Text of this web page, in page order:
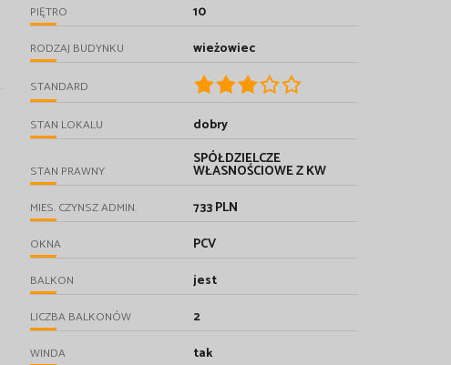
PIĘTRO 10
RODZAJ BUDYNKU wieżowiec
STANDARD
STAN LOKALU dobry
STAN PRAWNY
SPÓŁDZIELCZE
WŁASNOŚCIOWE Z KW
MIES. CZYNSZ ADMIN. 733 PLN
OKNA PCV
BALKON jest
LICZBA BALKONÓW 2
WINDA tak